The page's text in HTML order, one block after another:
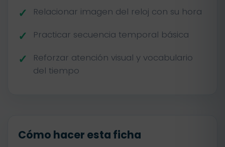
Relacionar imagen del reloj con su hora
Practicar secuencia temporal básica
Reforzar atención visual y vocabulario
del tiempo
Cómo hacer esta ficha